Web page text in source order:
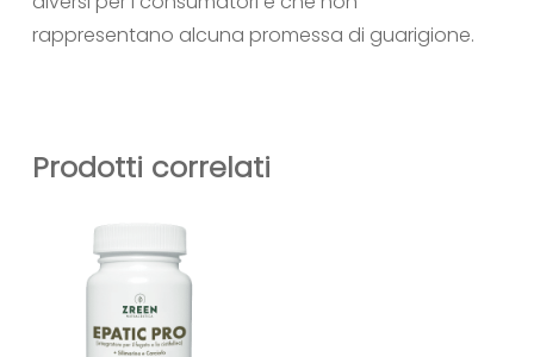
rappresentano alcuna promessa di guarigione.
Prodotti correlati